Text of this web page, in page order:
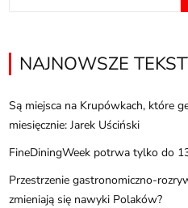
NAJNOWSZE
Są miejsca na Krupówkach, które
miesięcznie: Jarek Uściński
FineDiningWeek potrwa tylko do
Przestrzenie gastronomiczno-
zmieniają się nawyki Polaków?